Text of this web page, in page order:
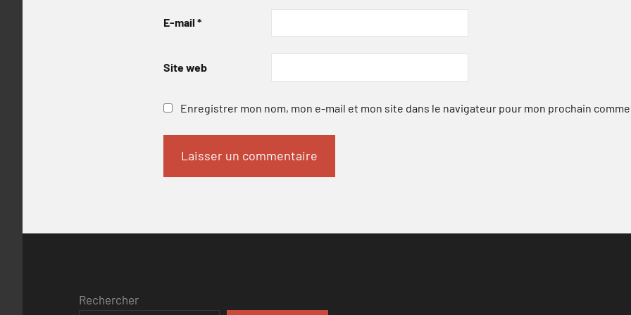
E-mail *
Site web
Enregistrer mon nom, mon e-mail et mon site dans le navigateur pour mon prochain
Rechercher